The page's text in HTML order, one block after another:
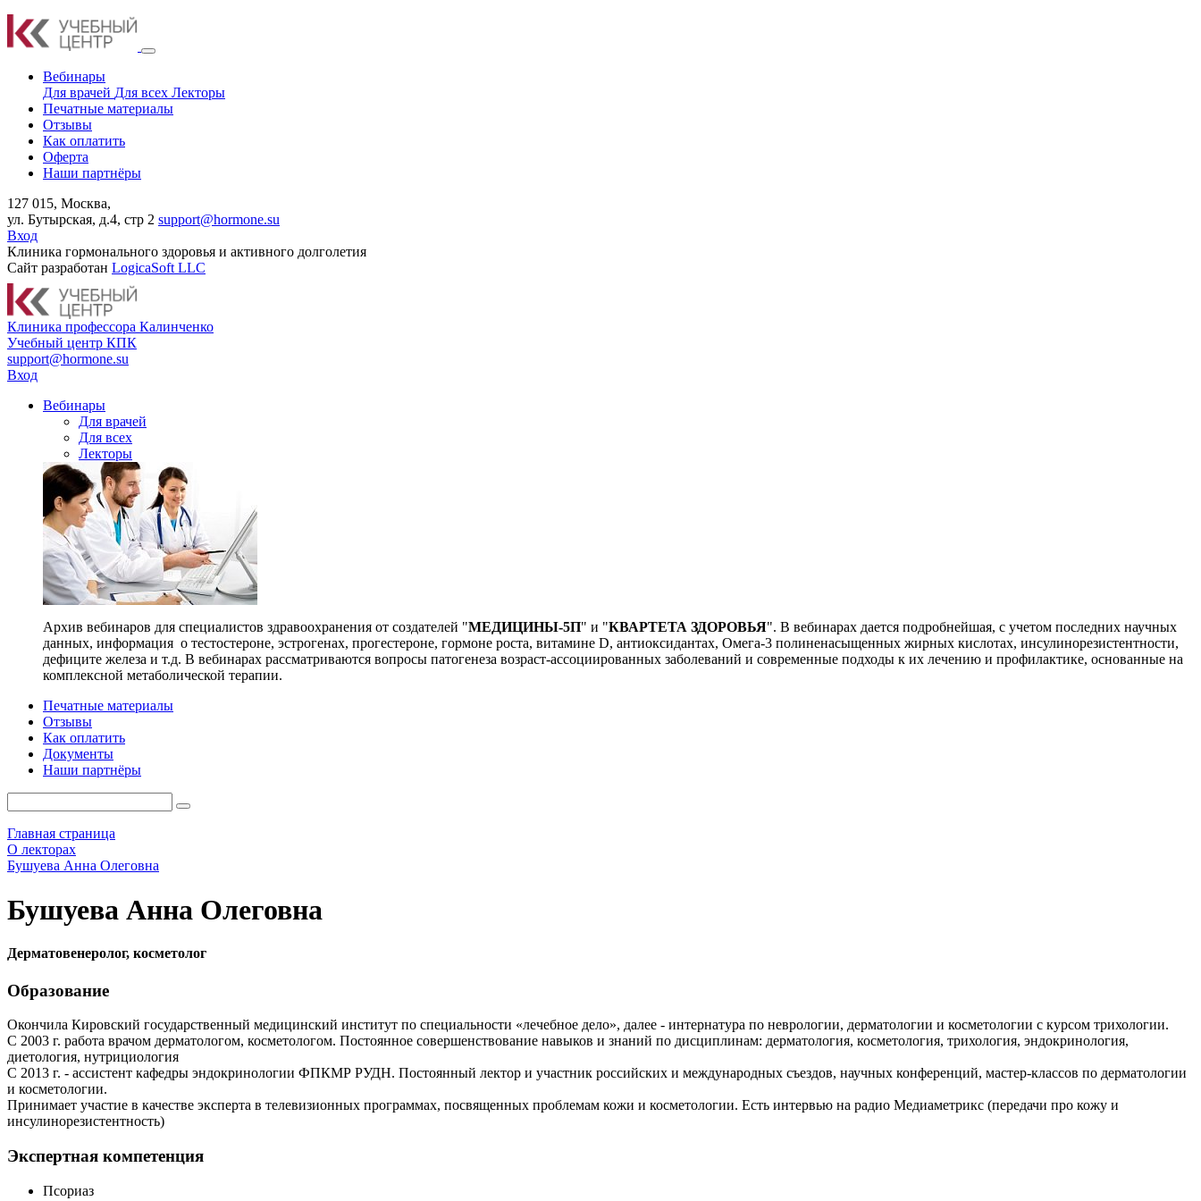
Вебинары
Для врачей Для всех Лекторы
Печатные материалы
Отзывы
Как оплатить
Оферта
Наши партнёры
127 015, Москва,
ул. Бутырская, д.4, стр 2 support@hormone.su
Вход
Клиника гормонального здоровья и активного долголетия
Сайт разработан LogicaSoft LLC
Клиника профессора Калинченко
Учебный центр КПК
support@hormone.su
Вход
Вебинары
Для врачей
Для всех
Лекторы
Архив вебинаров для специалистов здравоохранения от создателей "МЕДИЦИНЫ-5П" и "КВАРТЕТА ЗДОРОВЬЯ". В вебинарах дается подробнейшая, с учетом последних научных
данных, информация о тестостероне, эстрогенах, прогестероне, гормоне роста, витамине D, антиоксидантах, Омега-3 полиненасыщенных жирных кислотах, инсулинорезистентности,
дефиците железа и т.д. В вебинарах рассматриваются вопросы патогенеза возраст-ассоциированных заболеваний и современные подходы к их лечению и профилактике, основанные на
комплексной метаболической терапии.
Печатные материалы
Отзывы
Как оплатить
Документы
Наши партнёры
Главная страница
О лекторах
Бушуева Анна Олеговна
Бушуева Анна Олеговна
Дерматовенеролог, косметолог
Образование
Окончила Кировский государственный медицинский институт по специальности «лечебное дело», далее - интернатура по неврологии, дерматологии и косметологии с курсом трихологии.
С 2003 г. работа врачом дерматологом, косметологом. Постоянное совершенствование навыков и знаний по дисциплинам: дерматология, косметология, трихология, эндокринология,
диетология, нутрициология
С 2013 г. - ассистент кафедры эндокринологии ФПКМР РУДН. Постоянный лектор и участник российских и международных съездов, научных конференций, мастер-классов по дерматологии
и косметологии.
Принимает участие в качестве эксперта в телевизионных программах, посвященных проблемам кожи и косметологии. Есть интервью на радио Медиаметрикс (передачи про кожу и
инсулинорезистентность)
Экспертная компетенция
Псориаз